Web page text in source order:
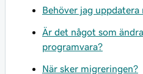
Behöver jag uppdatera
Är det något som
programvara?
När sker migreringen?